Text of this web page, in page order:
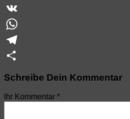
XING
VK
WhatsApp
Telegram
Schreibe Dein Kommentar
Ihr Kommentar *